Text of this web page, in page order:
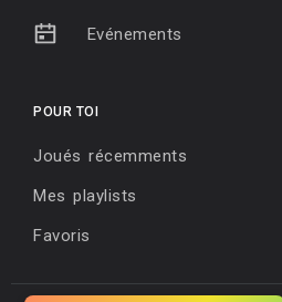
Evénements
POUR TOI
Joués récemments
Mes playlists
Favoris